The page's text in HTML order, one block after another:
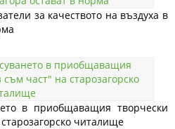
за качеството на въздуха в
в приобщаващия творчески
читалище